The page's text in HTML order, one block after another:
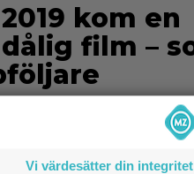
kom en
film –
Vi värdesätter din integritet